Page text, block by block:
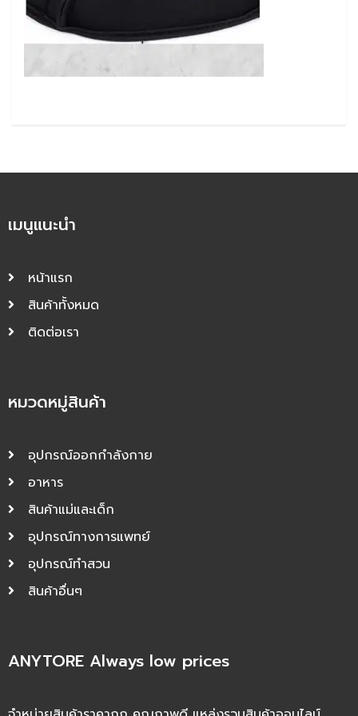
เมนูแนะนำ
หน้าแรก
สินค้าทั้งหมด
ติดต่อเรา
หมวดหมู่สินค้า
อุปกรณ์ออกกำลังกาย
อาหาร
สินค้าแม่และเด็ก
อุปกรณ์ทางการแพทย์
อุปกรณ์ทำสวน
สินค้าอื่นๆ
ANYTORE Always low prices